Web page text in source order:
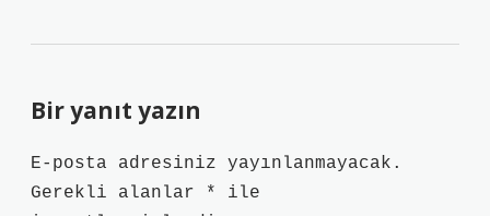
Bir yanıt yazın
E-posta adresiniz yayınlanmayacak.
Gerekli alanlar
*
ile